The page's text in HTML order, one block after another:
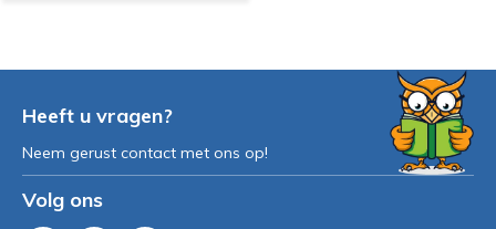
Heeft u vragen?
Neem gerust contact met ons op!
Volg ons